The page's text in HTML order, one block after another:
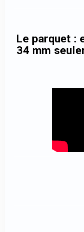
Le parquet :
34 mm